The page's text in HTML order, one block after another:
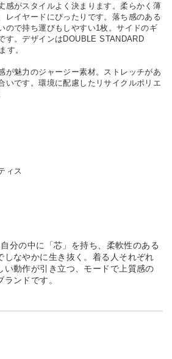
感がスタイルよく決まります。柔らかく薄
レイヤードにぴったりです。落ち感のある
ので持ち運びもしやすい1枚。サイドのギ
す。デザインはDOUBLE STANDARD
す。
魅力のジャージー素材。ストレッチがあ
いです。環境に配慮したリサイクルポリエ
ィス
分の中に「芯」を持ち、柔軟性のある
しなやかに生き抜く。着る人それぞれ
い動作が引き立つ、モードで上質感の
ンドです。